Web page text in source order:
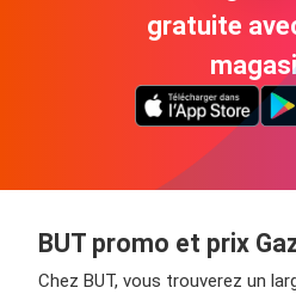
gratuite
BUT promo et prix
Chez BUT, vous trouverez un